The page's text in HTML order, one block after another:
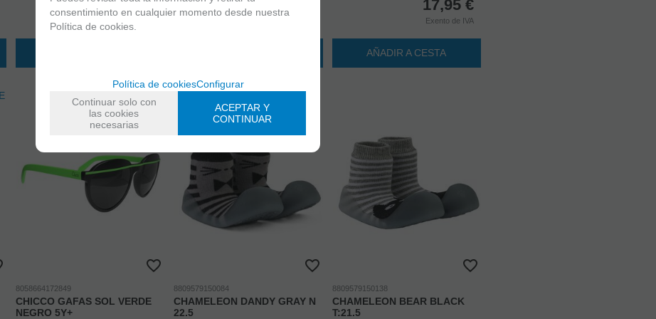
17,95 € 17,95 17,95 €
Exento de IVA
AÑADIR A CESTA
8058664172849
CHICCO GAFAS SOL VERDE
NEGRO 5Y+
8809579150084
CHAMELEON DANDY GRAY N
22.5
8809579150138
CHAMELEON BEAR BLACK
T:21.5
consentimiento en cualquier momento desde nuestra
Política de cookies.
Política de cookiesConfigurar
Continuar solo con
las cookies
necesarias
ACEPTAR Y
CONTINUAR